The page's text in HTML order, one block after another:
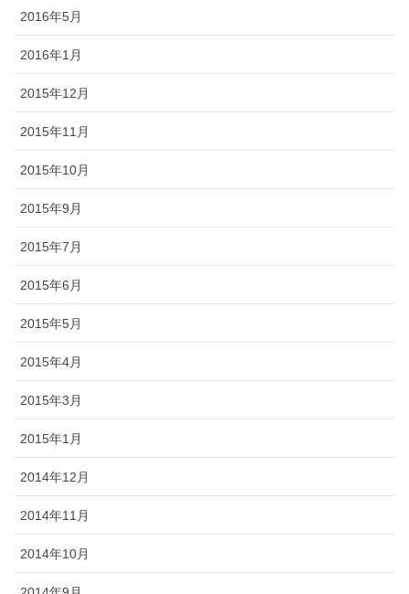
2016年5月
2016年1月
2015年12月
2015年11月
2015年10月
2015年9月
2015年7月
2015年6月
2015年5月
2015年4月
2015年3月
2015年1月
2014年12月
2014年11月
2014年10月